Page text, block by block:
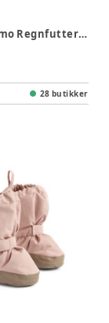
Wheat Como Regnfutter - Dark Charcoal
28 butikker